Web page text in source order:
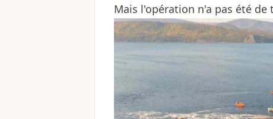
Mais l'opération n'a pas été